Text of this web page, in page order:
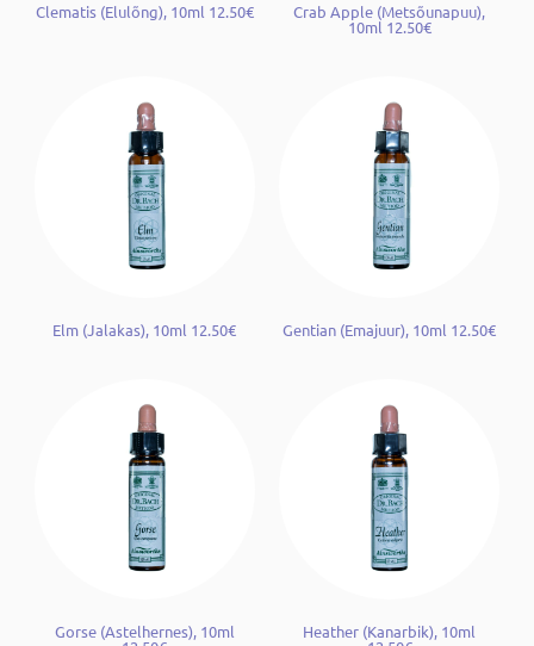
Clematis (Elulõng), 10ml 12.50€ Crab Apple (Metsõunapuu),
10ml 12.50€
Elm (Jalakas), 10ml 12.50€ Gentian (Emajuur), 10ml 12.50€
Gorse (Astelhernes), 10ml Heather (Kanarbik), 10ml